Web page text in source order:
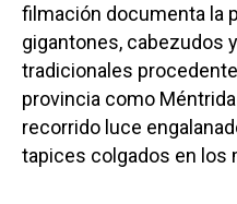
filmación documenta la
gigantones, cabezudos
tradicionales
provincia como
recorrido luce
tapices colgados en los